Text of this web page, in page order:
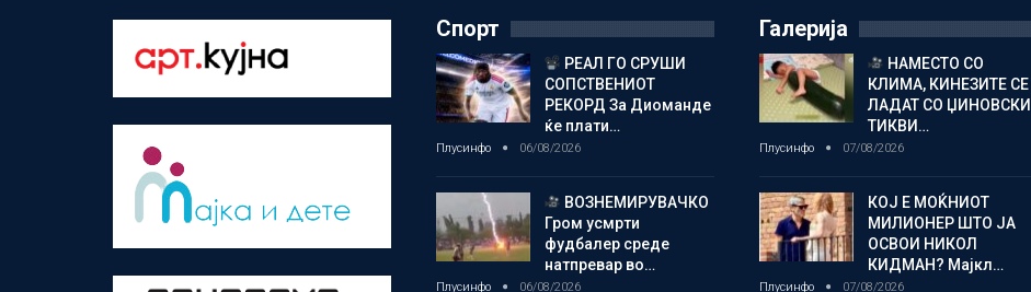
Спорт
РЕАЛ ГО СРУШИ
СОПСТВЕНИОТ
РЕКОРД За Диоманде
ќе плати…
Плусинфо 06/08/2026
ВОЗНЕМИРУВАЧКО
Гром усмрти
фудбалер среде
натпревар во…
Плусинфо 06/08/2026
Галерија
НАМЕСТО СО
КЛИМА, КИНЕЗИТЕ СЕ
ЛАДАТ СО ЏИНОВСКИ
ТИКВИ…
Плусинфо 07/08/2026
КОЈ Е МОЌНИОТ
МИЛИОНЕР ШТО ЈА
ОСВОИ НИКОЛ
КИДМАН? Мајкл…
Плусинфо 07/08/2026